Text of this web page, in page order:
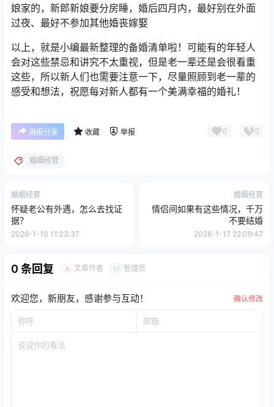
娘家的，新郎新娘要分房睡，婚后四月内，最好别在外面
过夜、最好不参加其他婚丧嫁娶
以上，就是小编最新整理的备婚清单啦！可能有的年轻人
会对这些禁忌和讲究不太重视，但是老一辈还是会很看重
这些，所以新人们也需要注意一下，尽量照顾到老一辈的
感受和想法，祝愿每对新人都有一个美满幸福的婚礼！
海报分享 收藏 举报 0 0
婚姻经营
婚姻经营
怀疑老公有外遇，怎么去找证
据？
2026-1-10 11:23:37
婚姻经营
情侣间如果有这些情况，千万
不要结婚
2026-1-17 22:09:47
0 条回复 A 文章作者 M 管理员
欢迎您，新朋友，感谢参与互动！ 确认修改